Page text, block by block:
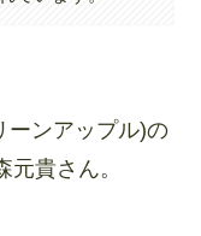
ーンアップル)の
貴さん。